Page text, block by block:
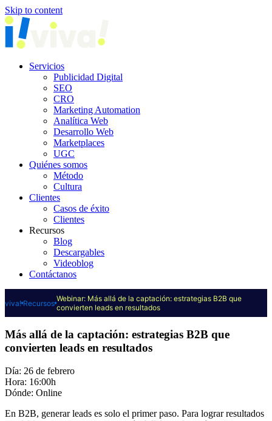
Skip to content
Servicios
Publicidad Digital
SEO
CRO
Marketing Automation
Analítica Web
Desarrollo Web
Marketplaces
UGC
Quiénes somos
Método
Cultura
Clientes
Casos de éxito
Clientes
Recursos
Blog
Descargables
Videoblog
Contáctanos
viva!Recursos Webinar: Más allá de la captación: estrategias B2B que
convierten leads en resultados
Más allá de la captación: estrategias B2B que
convierten leads en resultados
Día: 26 de febrero
Hora: 16:00h
Dónde: Online
En B2B, generar leads es solo el primer paso. Para lograr resultados